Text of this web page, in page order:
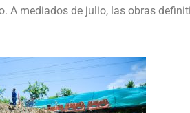
A mediados de julio, las obras